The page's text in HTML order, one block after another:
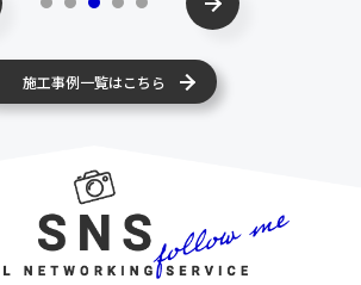
施工事例一覧はこちら